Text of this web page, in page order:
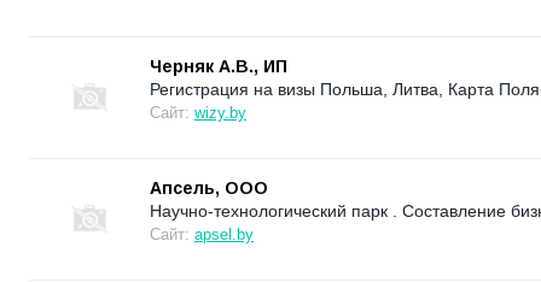
Черняк А.В., ИП
Регистрация на визы Польша, Литва, Карта
Сайт: wizy.by
Апсель, OOO
Научно-технологический парк . Cоставление
Сайт: apsel.by